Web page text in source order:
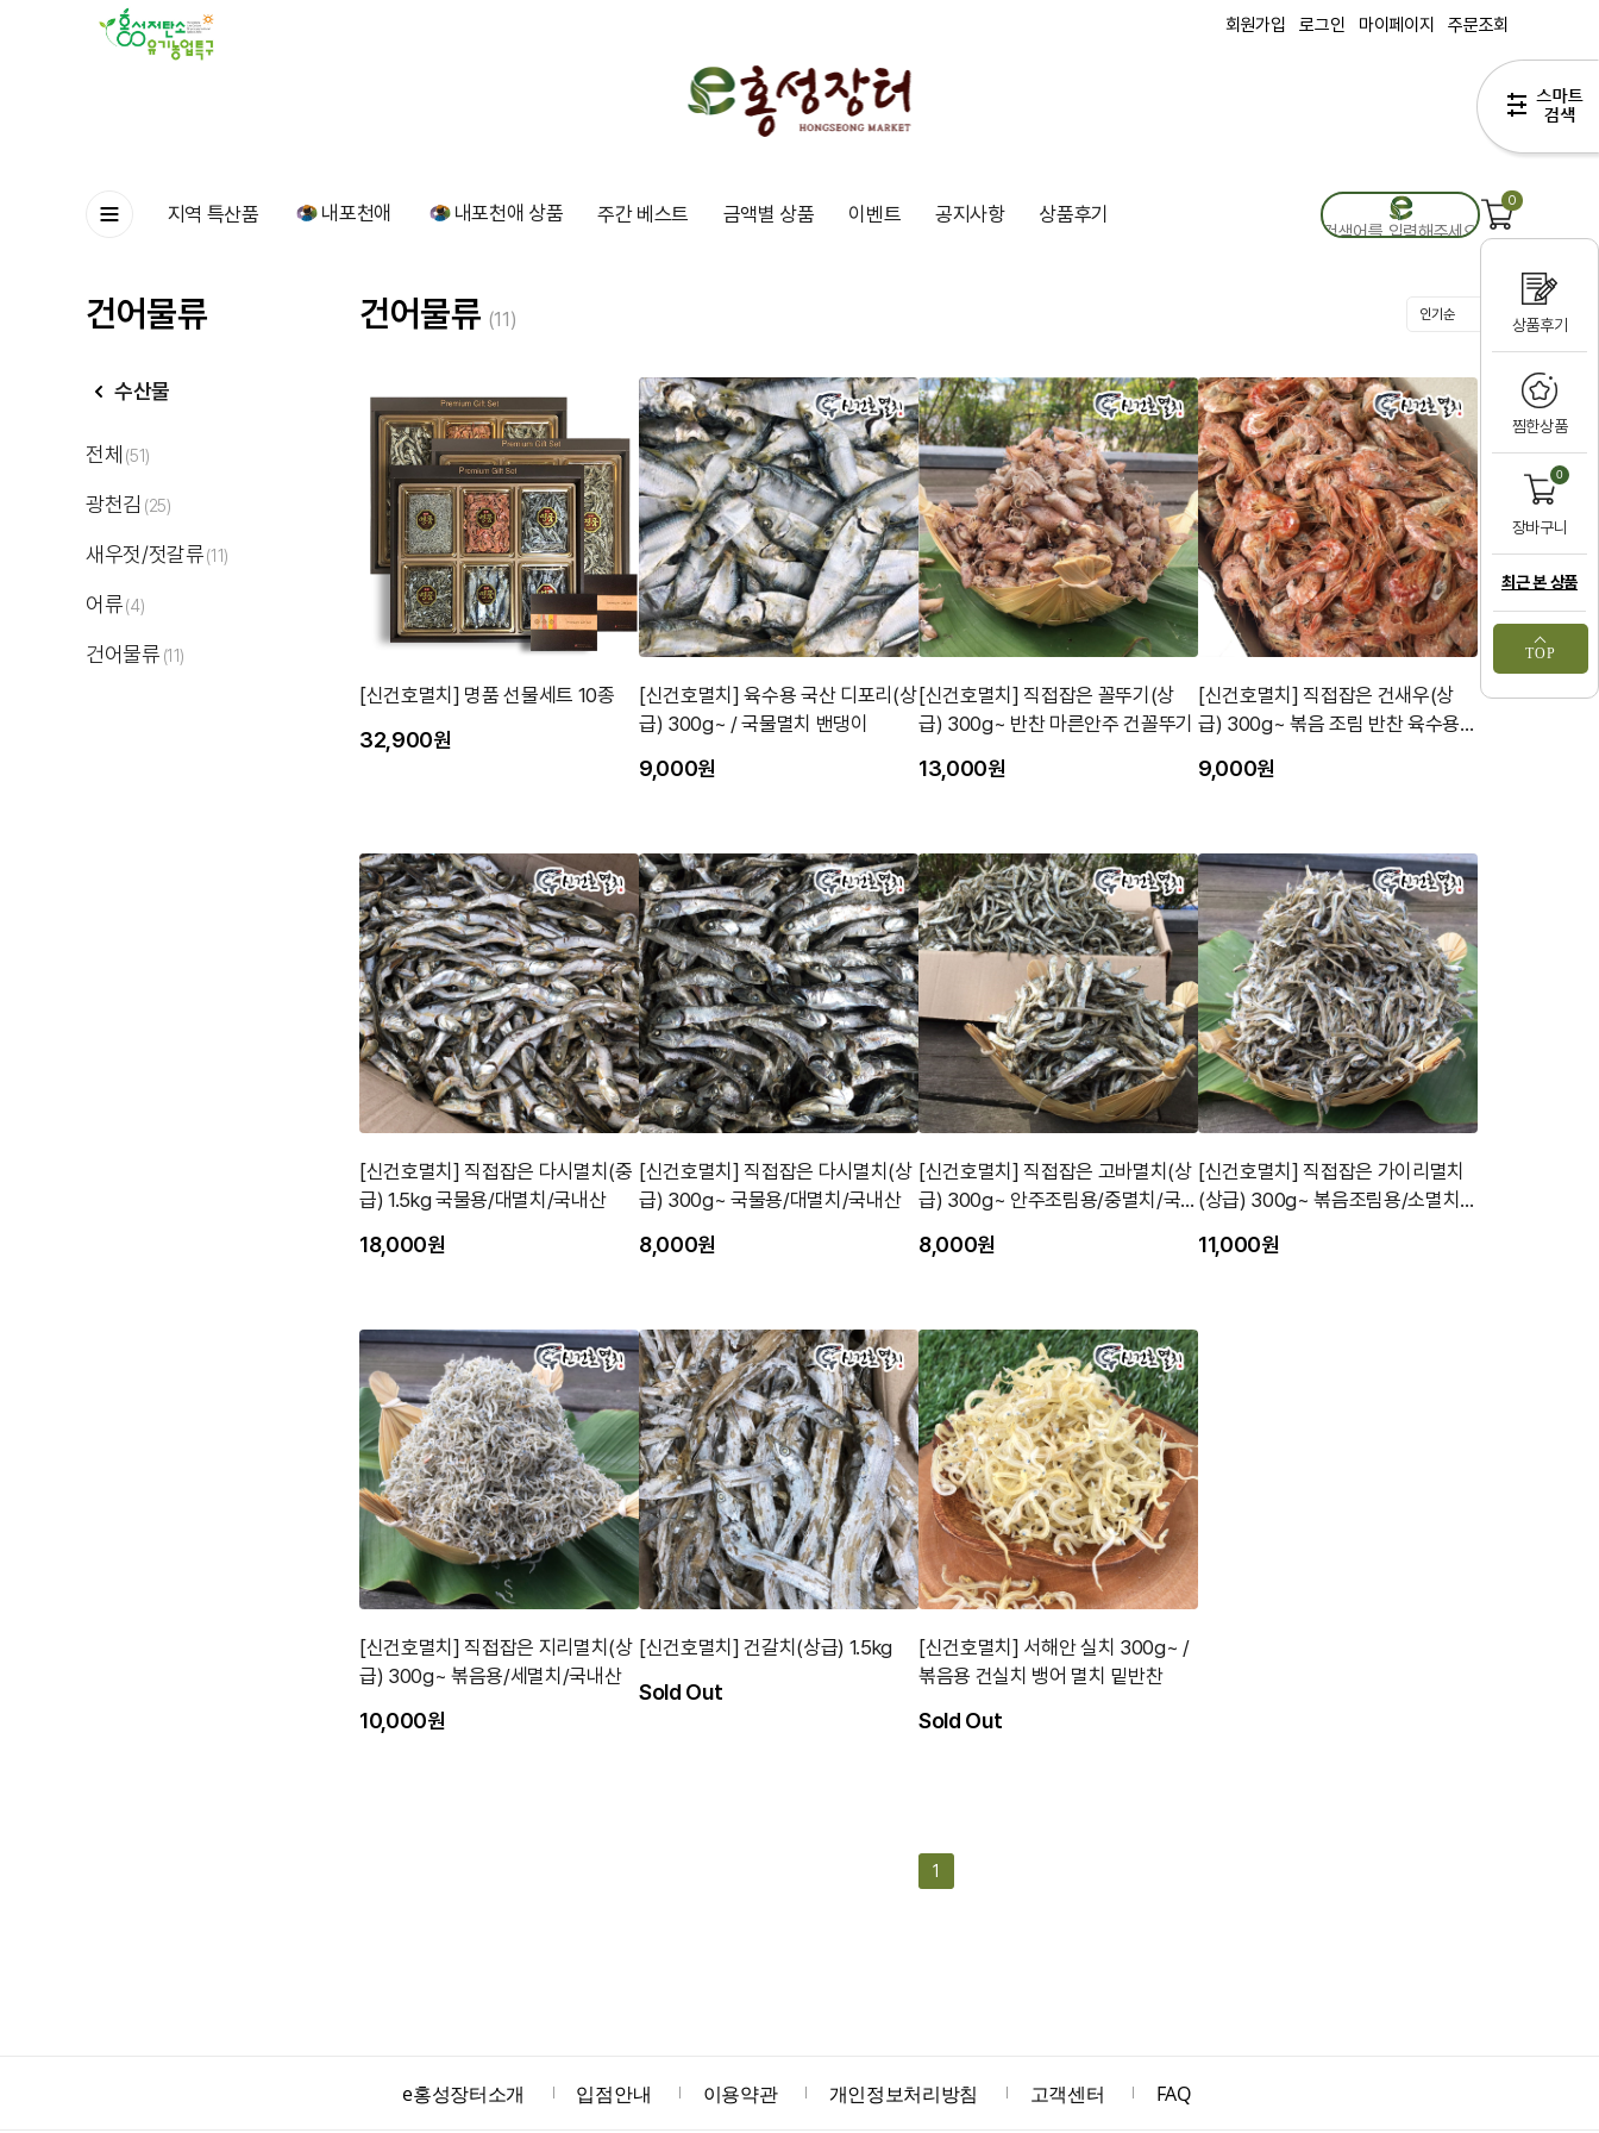
상품후기
찜한상품
0
장바구니
최근 본 상품
TOP
회원가입 로그인 마이페이지 주문조회
지역 특산품 내포천애 내포천애 상품 주간 베스트 금액별 상품 이벤트 공지사항 상품후기
0
건어물류
수산물
전체 (51)
광천김 (25)
새우젓/젓갈류(11)
어류(4)
건어물류 (11)
건어물류 (11)
[신건호멸치] 명품 선물세트 10종
32,900원
[신건호멸치] 육수용 국산 디포리(상
급) 300g~ / 국물멸치 밴댕이
9,000원
[신건호멸치] 직접잡은 꼴뚜기(상
급) 300g~ 반찬 마른안주 건꼴뚜기
13,000원
[신건호멸치] 직접잡은 건새우(상
급) 300g~ 볶음 조림 반찬 육수용
9,000원
[신건호멸치] 직접잡은 다시멸치(중
급) 1.5kg 국물용/대멸치/국내산
18,000원
[신건호멸치] 직접잡은 다시멸치(상
급) 300g~ 국물용/대멸치/국내산
8,000원
[신건호멸치] 직접잡은 고바멸치(상
급) 300g~ 안주조림용/중멸치/국내
8,000원
[신건호멸치] 직접잡은 가이리멸치
(상급) 300g~ 볶음조림용/소멸치/
11,000원
[신건호멸치] 직접잡은 지리멸치(상
급) 300g~ 볶음용/세멸치/국내산
10,000원
[신건호멸치] 건갈치(상급) 1.5kg
Sold Out
[신건호멸치] 서해안 실치 300g~ /
볶음용 건실치 뱅어 멸치 밑반찬
Sold Out
1
e홍성장터소개 입점안내 이용약관 개인정보처리방침 고객센터 FAQ